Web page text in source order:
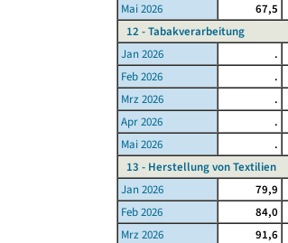
Mai 2026
67,5
12 - Tabakverarbeitung
Jan 2026
.
Feb 2026
.
Mrz 2026
.
Apr 2026
.
Mai 2026
.
13 - Herstellung von Textilien
Jan 2026
79,9
Feb 2026
84,0
Mrz 2026
91,6